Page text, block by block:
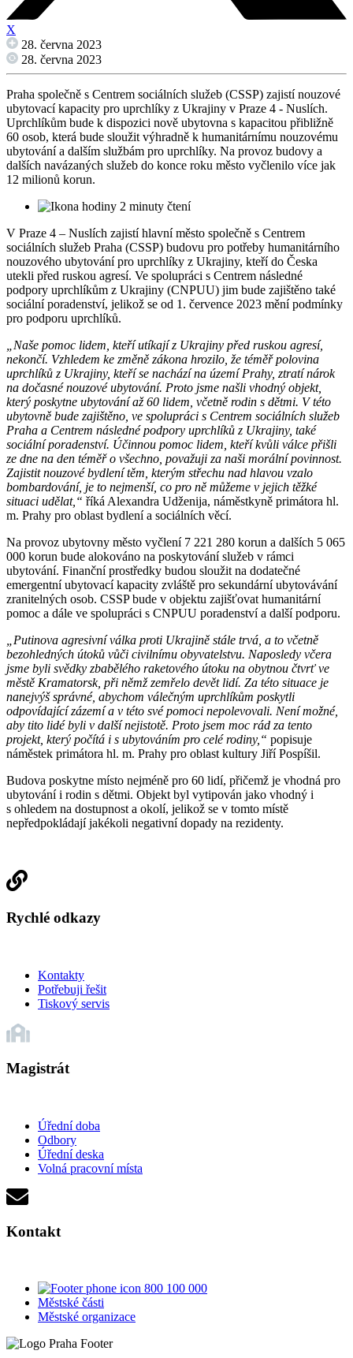
X
28. června 2023
28. června 2023
Praha společně s Centrem sociálních služeb (CSSP) zajistí nouzové
ubytovací kapacity pro uprchlíky z Ukrajiny v Praze 4 - Nuslích.
Uprchlíkům bude k dispozici nově ubytovna s kapacitou přibližně
60 osob, která bude sloužit výhradně k humanitárnímu nouzovému
ubytování a dalším službám pro uprchlíky. Na provoz budovy a
dalších navázaných služeb do konce roku město vyčlenilo více jak
12 milionů korun.
2 minuty čtení
V Praze 4 – Nuslích zajistí hlavní město společně s Centrem
sociálních služeb Praha (CSSP) budovu pro potřeby humanitárního
nouzového ubytování pro uprchlíky z Ukrajiny, kteří do Česka
utekli před ruskou agresí. Ve spolupráci s Centrem následné
podpory uprchlíkům z Ukrajiny (CNPUU) jim bude zajištěno také
sociální poradenství, jelikož se od 1. července 2023 mění podmínky
pro podporu uprchlíků.
„Naše pomoc lidem, kteří utíkají z Ukrajiny před ruskou agresí,
nekončí. Vzhledem ke změně zákona hrozilo, že téměř polovina
uprchlíků z Ukrajiny, kteří se nachází na území Prahy, ztratí nárok
na dočasné nouzové ubytování. Proto jsme našli vhodný objekt,
který poskytne ubytování až 60 lidem, včetně rodin s dětmi. V této
ubytovně bude zajištěno, ve spolupráci s Centrem sociálních služeb
Praha a Centrem následné podpory uprchlíků z Ukrajiny, také
sociální poradenství. Účinnou pomoc lidem, kteří kvůli válce přišli
ze dne na den téměř o všechno, považuji za naši morální povinnost.
Zajistit nouzové bydlení těm, kterým střechu nad hlavou vzalo
bombardování, je to nejmenší, co pro ně můžeme v jejich těžké
situaci udělat,“ říká Alexandra Udženija, náměstkyně primátora hl.
m. Prahy pro oblast bydlení a sociálních věcí.
Na provoz ubytovny město vyčlení 7 221 280 korun a dalších 5 065
000 korun bude alokováno na poskytování služeb v rámci
ubytování. Finanční prostředky budou sloužit na dodatečné
emergentní ubytovací kapacity zvláště pro sekundární ubytovávání
zranitelných osob. CSSP bude v objektu zajišťovat humanitární
pomoc a dále ve spolupráci s CNPUU poradenství a další podporu.
„Putinova agresivní válka proti Ukrajině stále trvá, a to včetně
bezohledných útoků vůči civilnímu obyvatelstvu. Naposledy včera
jsme byli svědky zbabělého raketového útoku na obytnou čtvrť ve
městě Kramatorsk, při němž zemřelo devět lidí. Za této situace je
nanejvýš správné, abychom válečným uprchlíkům poskytli
odpovídající zázemí a v této své pomoci nepolevovali. Není možné,
aby tito lidé byli v další nejistotě. Proto jsem moc rád za tento
projekt, který počítá i s ubytováním pro celé rodiny,“ popisuje
náměstek primátora hl. m. Prahy pro oblast kultury Jiří Pospíšil.
Budova poskytne místo nejméně pro 60 lidí, přičemž je vhodná pro
ubytování i rodin s dětmi. Objekt byl vytipován jako vhodný i
s ohledem na dostupnost a okolí, jelikož se v tomto místě
nepředpokládají jakékoli negativní dopady na rezidenty.
Rychlé odkazy
Kontakty
Potřebuji řešit
Tiskový servis
Magistrát
Úřední doba
Odbory
Úřední deska
Volná pracovní místa
Kontakt
800 100 000
Městské části
Městské organizace